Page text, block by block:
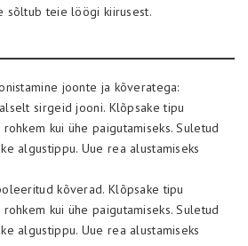
sõltub teie löögi kiirusest.
joonte ja kõveratega:
sirgeid jooni. Klõpsake tipu
kui ühe paigutamiseks. Suletud
algustippu. Uue rea alustamiseks
kõverad. Klõpsake tipu
kui ühe paigutamiseks. Suletud
algustippu. Uue rea alustamiseks